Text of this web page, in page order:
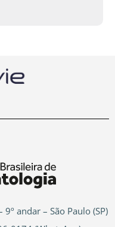
andar – São Paulo (SP)